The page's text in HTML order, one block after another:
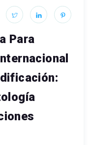
Para